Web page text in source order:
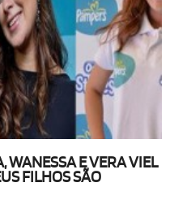
WANESSA E VERA VIEL
FILHOS SÃO